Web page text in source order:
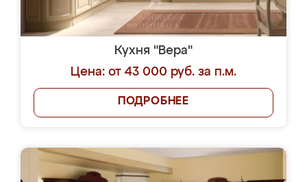
Кухня "Вера"
Цена: от 43 000 руб. за п.м.
ПОДРОБНЕЕ